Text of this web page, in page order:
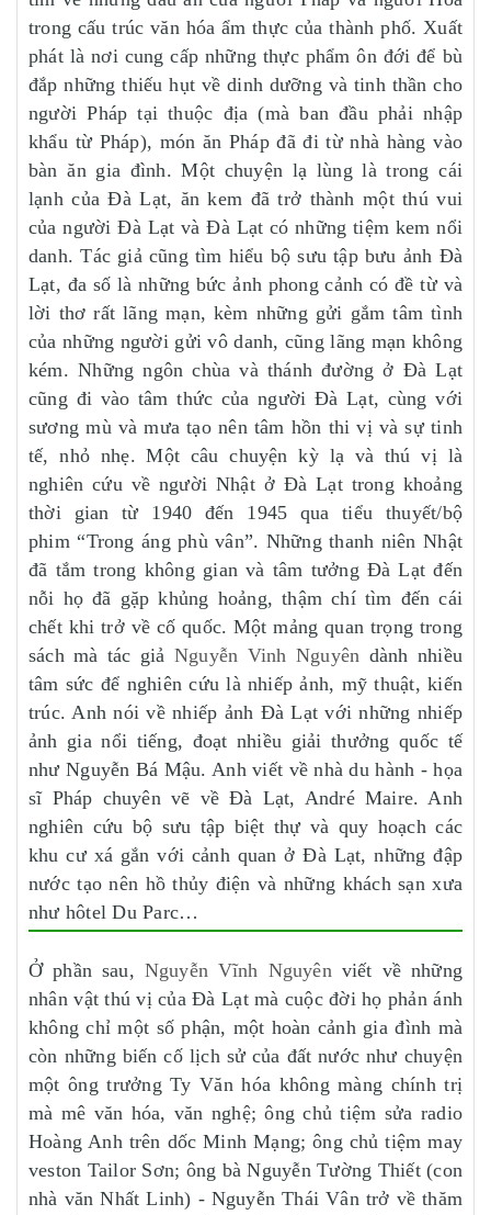
trong cấu trúc văn hóa ẩm thực của thành phố. Xuất
phát là nơi cung cấp những thực phẩm ôn đới để bù
đắp những thiếu hụt về dinh dưỡng và tinh thần cho
người Pháp tại thuộc địa (mà ban đầu phải nhập
khẩu từ Pháp), món ăn Pháp đã đi từ nhà hàng vào
bàn ăn gia đình. Một chuyện lạ lùng là trong cái
lạnh của Đà Lạt, ăn kem đã trở thành một thú vui
của người Đà Lạt và Đà Lạt có những tiệm kem nổi
danh. Tác giả cũng tìm hiểu bộ sưu tập bưu ảnh Đà
Lạt, đa số là những bức ảnh phong cảnh có đề từ và
lời thơ rất lãng mạn, kèm những gửi gắm tâm tình
của những người gửi vô danh, cũng lãng mạn không
kém. Những ngôn chùa và thánh đường ở Đà Lạt
cũng đi vào tâm thức của người Đà Lạt, cùng với
sương mù và mưa tạo nên tâm hồn thi vị và sự tinh
tế, nhỏ nhẹ. Một câu chuyện kỳ lạ và thú vị là
nghiên cứu về người Nhật ở Đà Lạt trong khoảng
thời gian từ 1940 đến 1945 qua tiểu thuyết/bộ
phim “Trong áng phù vân”. Những thanh niên Nhật
đã tắm trong không gian và tâm tưởng Đà Lạt đến
nỗi họ đã gặp khủng hoảng, thậm chí tìm đến cái
chết khi trở về cố quốc. Một mảng quan trọng trong
sách mà tác giả Nguyễn Vinh Nguyên dành nhiều
tâm sức để nghiên cứu là nhiếp ảnh, mỹ thuật, kiến
trúc. Anh nói về nhiếp ảnh Đà Lạt với những nhiếp
ảnh gia nổi tiếng, đoạt nhiều giải thưởng quốc tế
như Nguyễn Bá Mậu. Anh viết về nhà du hành - họa
sĩ Pháp chuyên vẽ về Đà Lạt, André Maire. Anh
nghiên cứu bộ sưu tập biệt thự và quy hoạch các
khu cư xá gắn với cảnh quan ở Đà Lạt, những đập
nước tạo nên hồ thủy điện và những khách sạn xưa
như hôtel Du Parc…
Ở phần sau, Nguyễn Vĩnh Nguyên viết về những
nhân vật thú vị của Đà Lạt mà cuộc đời họ phản ánh
không chỉ một số phận, một hoàn cảnh gia đình mà
còn những biến cố lịch sử của đất nước như chuyện
một ông trưởng Ty Văn hóa không màng chính trị
mà mê văn hóa, văn nghệ; ông chủ tiệm sửa radio
Hoàng Anh trên dốc Minh Mạng; ông chủ tiệm may
veston Tailor Sơn; ông bà Nguyễn Tường Thiết (con
nhà văn Nhất Linh) - Nguyễn Thái Vân trở về thăm